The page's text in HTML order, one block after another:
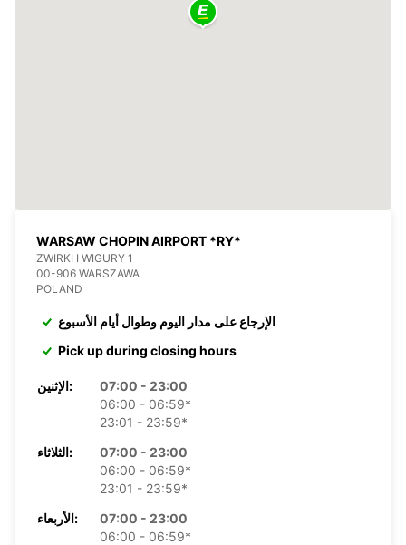
WARSAW CHOPIN AIRPORT *RY*
ZWIRKI I WIGURY 1
00-906 WARSZAWA
POLAND
الإرجاع على مدار اليوم وطوال أيام الأسبوع
Pick up during closing hours
الإثنين:
07:00 - 23:00
06:00 - 06:59*
23:01 - 23:59*
الثلاثاء:
07:00 - 23:00
06:00 - 06:59*
23:01 - 23:59*
الأربعاء:
07:00 - 23:00
06:00 - 06:59*